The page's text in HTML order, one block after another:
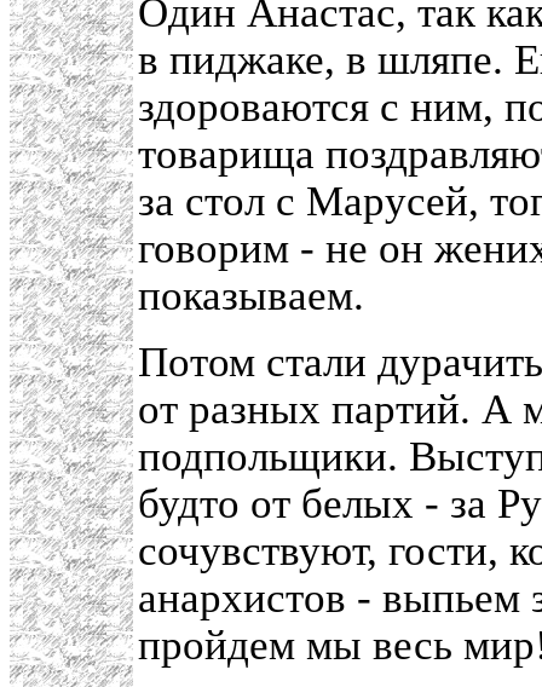
Один Анастас, так
в пиджаке, в шляпе.
здороваются с ним,
товарища
за стол с Марусей,
говорим - не он
показываем.
Потом стали
от разных партий. А
подпольщики.
будто от белых - за
сочувствуют, гости,
анархистов - выпьем
пройдем мы весь